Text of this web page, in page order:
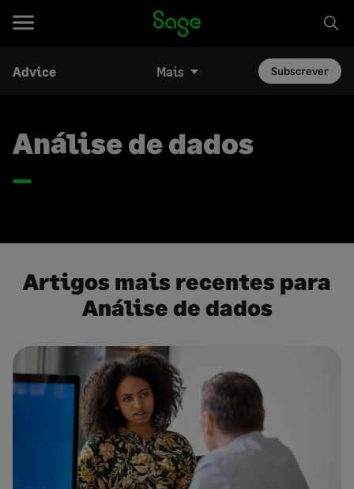
Advice Mais Subscrever
Análise de dados
Artigos mais recentes para
Análise de dados